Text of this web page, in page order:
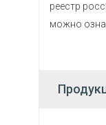
реестр
можно